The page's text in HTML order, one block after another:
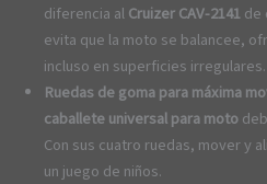
diferencia alCruizer CAV-2141de
evita que la moto se balancee,
incluso en superficies irregulares.
Ruedas de goma para máxima
caballete universal para moto
Con sus cuatro ruedas, mover y
un juego de niños.